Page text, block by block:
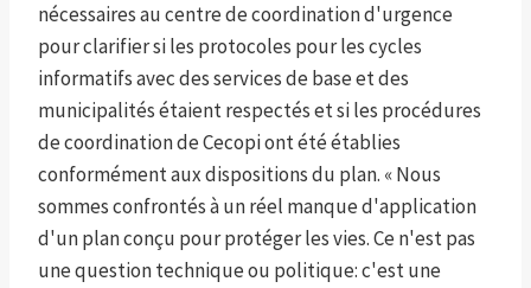
nécessaires au centre de coordination d'urgence
pour clarifier si les protocoles pour les cycles
informatifs avec des services de base et des
municipalités étaient respectés et si les procédures
de coordination de Cecopi ont été établies
conformément aux dispositions du plan. « Nous
sommes confrontés à un réel manque d'application
d'un plan conçu pour protéger les vies. Ce n'est pas
une question technique ou politique: c'est une